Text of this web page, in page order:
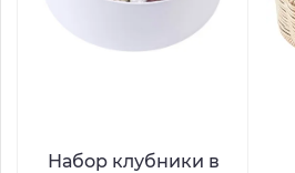
Набор клубники в